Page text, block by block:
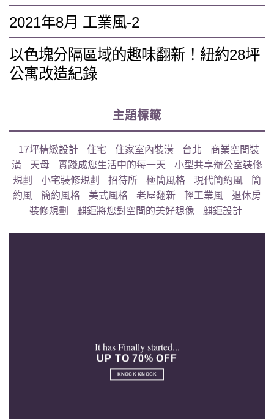
2021年8月 工業風-2
以色塊分隔區域的趣味翻新！紐約28坪
公寓改造紀錄
主題標籤
17坪精緻設計 住宅 住家室內裝潢 台北
商業空間裝
潢
天母 實踐成您生活中的每一天
小型共享辦公室裝修
規劃
小宅裝修規劃 招待所 極簡風格 現代簡約風
簡
約風
簡約風格 美式風格 老屋翻新 輕工業風
退休房
裝修規劃
麒鉅將您對空間的美好想像 麒鉅設計
It has Finally started...
UP TO 70% OFF
KNOCK KNOCK